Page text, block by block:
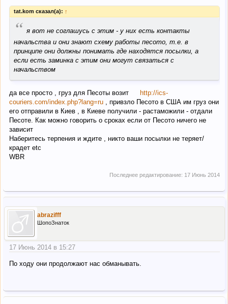
tat.kom сказал(а): ↑
“ я вот не соглашусь с этим - у них есть контакты
начальства и они знают схему работы песото, т.е. в
принципе они должны понимать где находятся посылки, а
если есть заминка с этим они могут связаться с
начальством
да все просто , груз для Песоты возит
http://ics-
couriers.com/index.php?lang=ru , привзло Песото в США им груз они
его отправили в Киев , в Киеве получили - растаможили - отдали
Песоте. Как можно говорить о сроках если от Песото ничего не
зависит
Наберитесь терпения и ждите , никто ваши посылки не теряет/
крадет etc
WBR
Последнее редактирование: 17 Июнь 2014
abrazifff
ШопоЗнаток
17 Июнь 2014 в 15:27
По ходу они продолжают нас обманывать.